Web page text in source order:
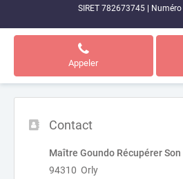
SIRET 782673745
Appeler
Contact
Maître Goundo Récupérer Son
94310 Orly